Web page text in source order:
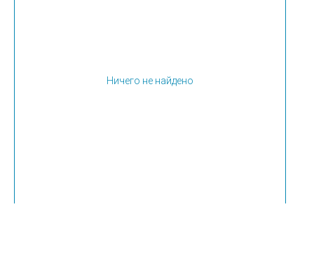
Ничего не найдено